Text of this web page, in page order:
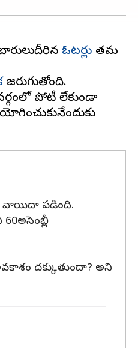
ఓటర్లు తమ
జరుగుతోంది.
పోటీ లేకుండా
వాయిదా పడింది.
దక్కుతుందా? అని